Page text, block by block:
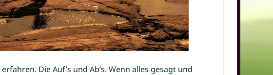
Die Auf’s und Ab’s. Wenn alles gesagt und